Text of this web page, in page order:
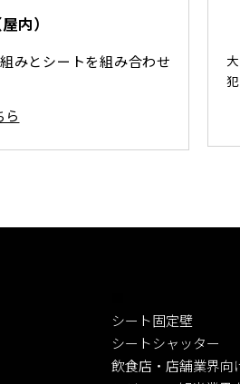
内）
みとシートを組み合わせ
ら
シート固定壁
シートシャッター
飲食店・店舗業界向